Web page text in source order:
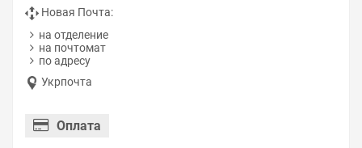
Новая Почта:
на отделение
на почтомат
по адресу
Укрпочта
Оплата